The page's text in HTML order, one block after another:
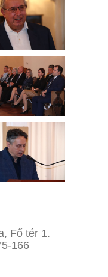
Fő tér 1.
166